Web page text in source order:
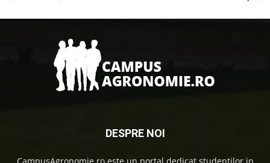
DESPRE NOI
CampusAgronomie.ro este un portal dedicat studentilor in